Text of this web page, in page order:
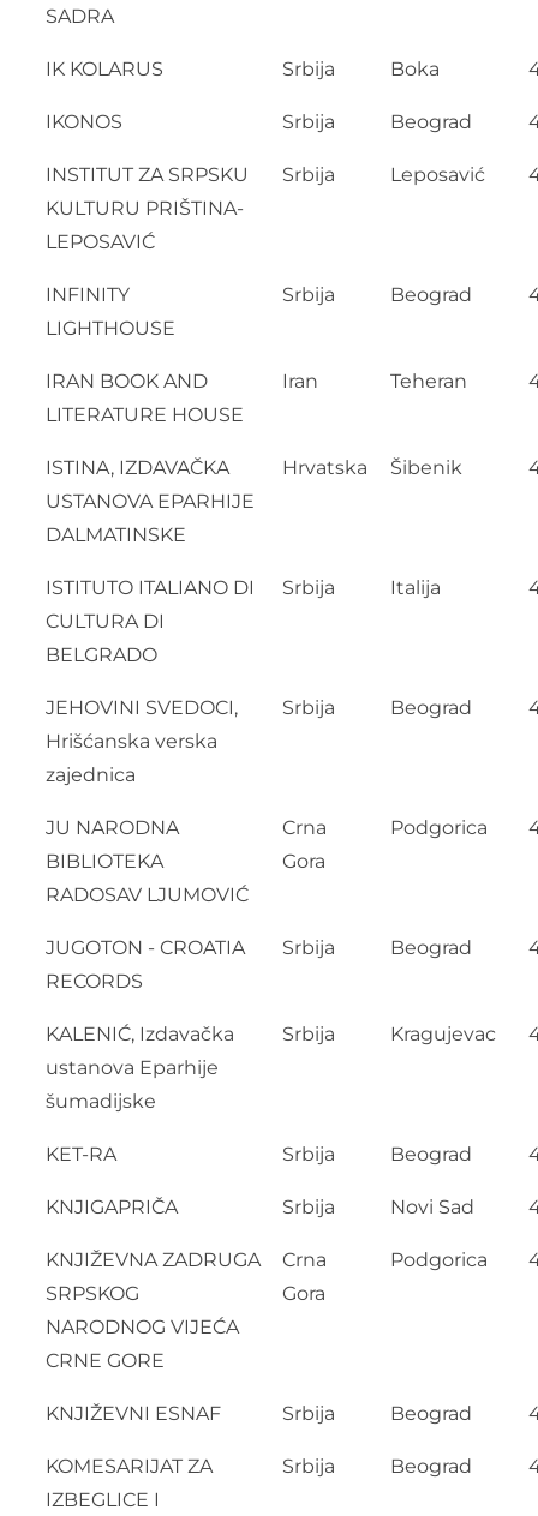
SADRA
IK KOLARUS Srbija Boka
IKONOS Srbija Beograd
INSTITUT ZA SRPSKU
KULTURU PRIŠTINA-
LEPOSAVIĆ
Srbija Leposavić
INFINITY
LIGHTHOUSE
Srbija Beograd
IRAN BOOK AND
LITERATURE HOUSE
Iran Teheran
ISTINA, IZDAVAČKA
USTANOVA EPARHIJE
DALMATINSKE
Hrvatska Šibenik
ISTITUTO ITALIANO DI
CULTURA DI
BELGRADO
Srbija Italija
JEHOVINI SVEDOCI,
Hrišćanska verska
zajednica
Srbija Beograd
JU NARODNA
BIBLIOTEKA
RADOSAV LJUMOVIĆ
Crna
Gora
Podgorica
JUGOTON - CROATIA
RECORDS
Srbija Beograd
KALENIĆ, Izdavačka
ustanova Eparhije
šumadijske
Srbija Kragujevac
KET-RA Srbija Beograd
KNJIGAPRIČA Srbija Novi Sad
KNJIŽEVNA ZADRUGA
SRPSKOG
NARODNOG VIJEĆA
CRNE GORE
Crna
Gora
Podgorica
KNJIŽEVNI ESNAF Srbija Beograd
KOMESARIJAT ZA
IZBEGLICE I
Srbija Beograd